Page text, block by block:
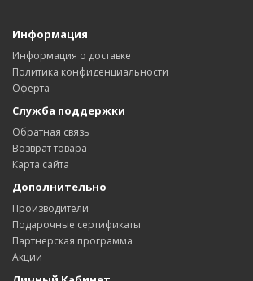
Информация
Информация о доставке
Политика конфиденциальности
Оферта
Служба поддержки
Обратная связь
Возврат товара
Карта сайта
Дополнительно
Производители
Подарочные сертификаты
Партнерская программа
Акции